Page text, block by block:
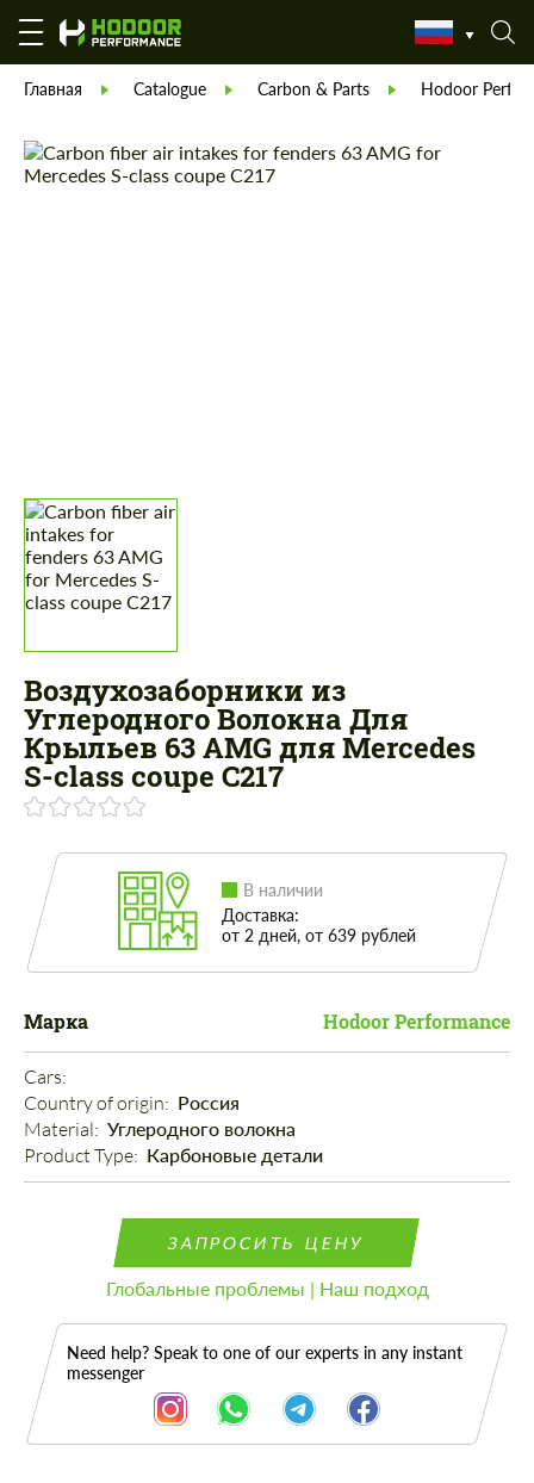
Главная Catalogue Carbon & Parts Hodoor
Воздухозаборники из
Углеродного Волокна Для
Крыльев 63 AMG для Mercedes
S-class coupe C217
В наличии
Доставка:
от 2 дней, от 639 рублей
Марка Hodoor Performance
Cars:
Country of origin: Россия
Material: Углеродного волокна
Product Type: Карбоновые детали
ЗАПРОСИТЬ ЦЕНУ
Глобальные проблемы | Наш подход
Need help? Speak to one of our experts in any instant
messenger